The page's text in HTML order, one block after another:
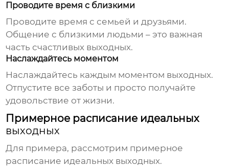
Проводите время с близкими
Проводите время с семьей и друзьями.
Общение с близкими людьми – это важная
часть счастливых выходных.
Наслаждайтесь моментом
Наслаждайтесь каждым моментом выходных.
Отпустите все заботы и просто получайте
удовольствие от жизни.
Примерное расписание идеальных
выходных
Для примера, рассмотрим примерное
расписание идеальных выходных.